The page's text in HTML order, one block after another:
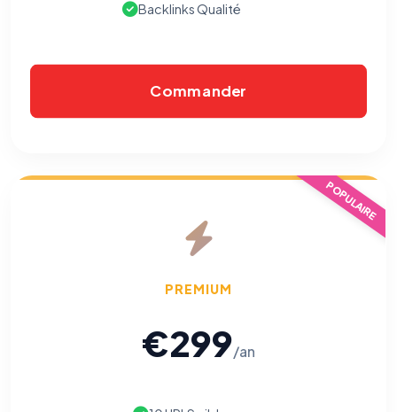
Backlinks Qualité
Commander
POPULAIRE
PREMIUM
€299/an